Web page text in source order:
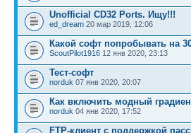
Unofficial CD32 Ports. Ищу!!!
ed_dream 20 мар 2019, 12:06
Какой софт попробывать на
ScoutPilot1916 12 янв 2020, 23:13
Тест-софт
norduk 07 янв 2020, 20:07
Как включить модный
norduk 04 янв 2020, 17:52
FTP-клиент с поддержкой